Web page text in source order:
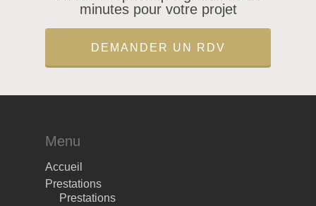
minutes pour votre projet
DEMANDER UN RDV
Menu
Accueil
Prestations
Prestations